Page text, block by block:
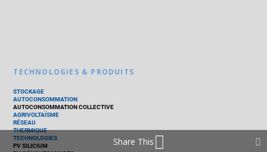
TECHNOLOGIES & PRODUITS
STOCKAGE
AUTOCONSOMMATION
AUTOCONSOMMATION COLLECTIVE
AGRIVOLTAÏSME
RÉSEAU
THERMIQUE
TECHNOLOGIES
PV SILICIUM
Share This